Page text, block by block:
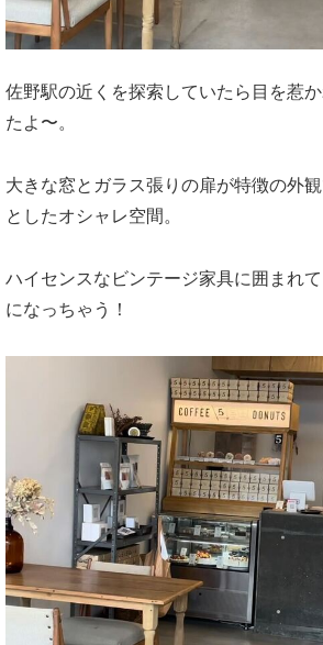
佐野駅の近くを探索していたら目を惹
たよ〜。
大きな窓とガラス張りの扉が特徴の外
としたオシャレ空間。
ハイセンスなビンテージ家具に囲まれ
になっちゃう！